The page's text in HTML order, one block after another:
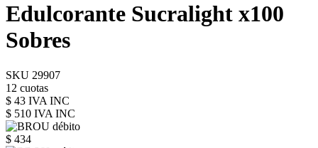
Edulcorante Sucralight x100
Sobres
SKU 29907
12 cuotas
$ 43 IVA INC
$ 510 IVA INC
$ 434